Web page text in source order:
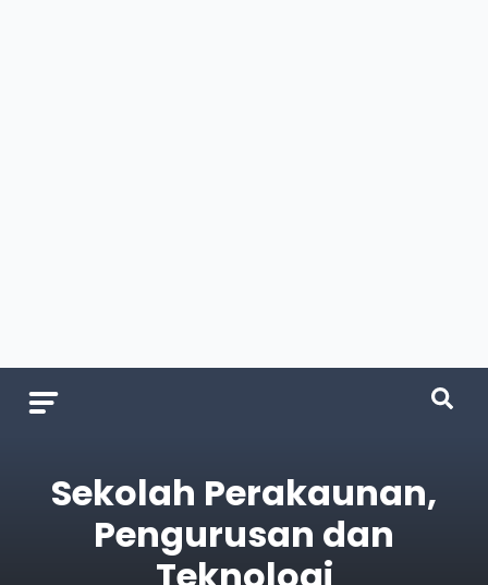
Sekolah Perakaunan,
Pengurusan dan